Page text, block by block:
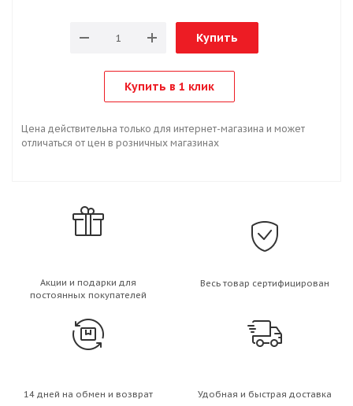
Купить
Купить в 1 клик
Цена действительна только для интернет-магазина и может
отличаться от цен в розничных магазинах
Акции и подарки для
постоянных покупателей
Весь товар сертифицирован
14 дней на обмен и возврат Удобная и быстрая доставка